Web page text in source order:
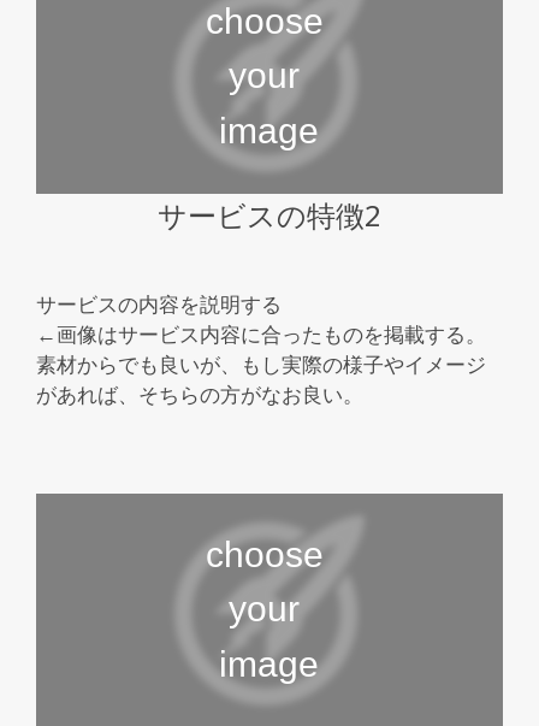
サービスの特徴2
サービスの内容を説明する
←画像はサービス内容に合ったものを掲載する。
素材からでも良いが、もし実際の様子やイメージ
があれば、そちらの方がなお良い。